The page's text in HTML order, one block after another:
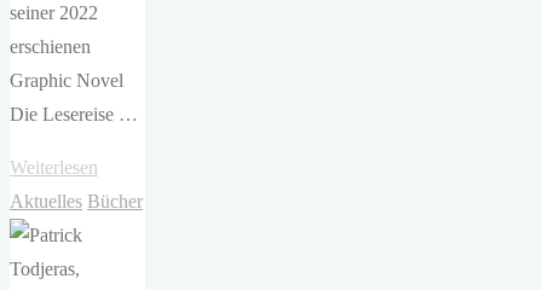
seiner 2022
erschienen
Graphic Novel
Die Lesereise …
Weiterlesen
Watson
Aktuelles Bücher